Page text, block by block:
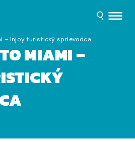
– Injoy turistický sprievodca
MIAMI –